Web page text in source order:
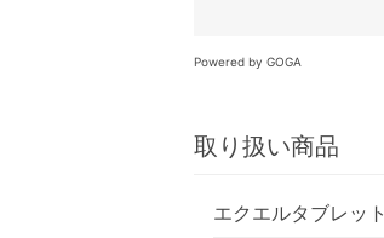
Powered by GOGA
取り扱い商品
エクエルタブレット